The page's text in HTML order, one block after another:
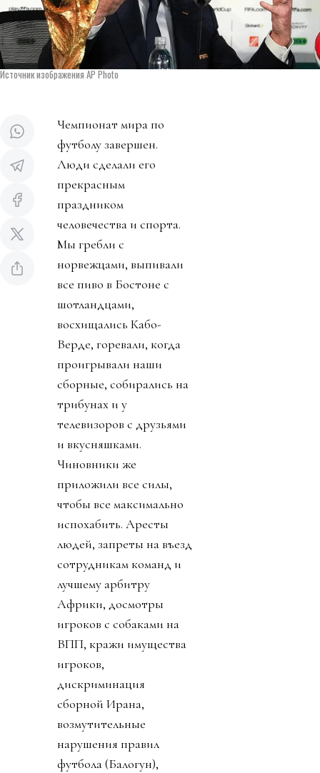
Источник изображения AP Photo
Чемпионат мира по
футболу завершен.
Люди сделали его
прекрасным
праздником
человечества и спорта.
Мы гребли с
норвежцами, выпивали
все пиво в Бостоне с
шотландцами,
восхищались Кабо-
Верде, горевали, когда
проигрывали наши
сборные, собирались на
трибунах и у
телевизоров с друзьями
и вкусняшками.
Чиновники же
приложили все силы,
чтобы все максимально
испохабить. Аресты
людей, запреты на въезд
сотрудникам команд и
лучшему арбитру
Африки, досмотры
игроков с собаками на
ВПП, кражи имущества
игроков,
дискриминация
сборной Ирана,
возмутительные
нарушения правил
футбола (Балогун),